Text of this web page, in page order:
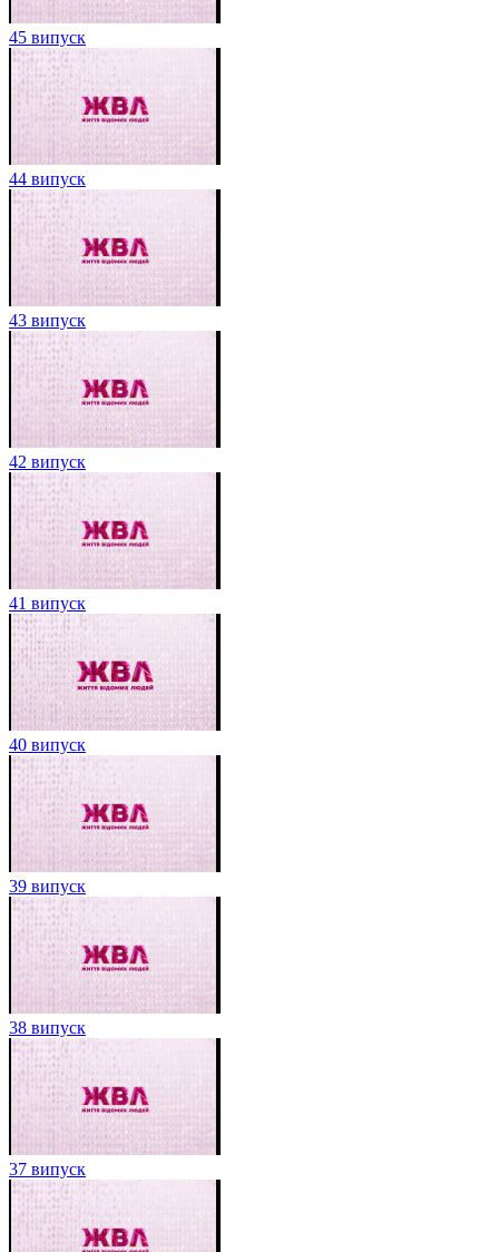
45 випуск
44 випуск
43 випуск
42 випуск
41 випуск
40 випуск
39 випуск
38 випуск
37 випуск